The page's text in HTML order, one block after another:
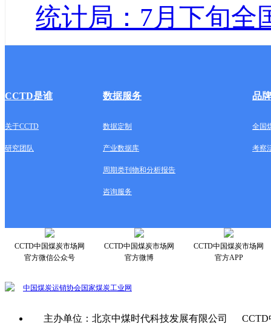
统计局：7月下旬全
CCTD是谁 数据服务 品
关于CCTD 数据定制 全国
研究团队 产业数据库 考察
周期类刊物和分析报告
咨询服务
CCTD中国煤炭市场网
官方微信公众号
CCTD中国煤炭市场网
官方微博
CCTD中国煤炭市场网
官方APP
中国煤炭运销协会国家煤炭工业网
主办单位：北京中煤时代科技发展有限公司